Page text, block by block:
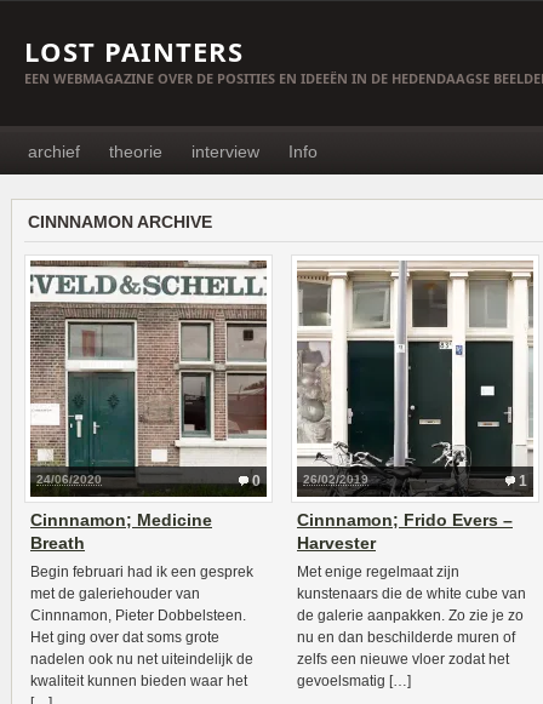
LOST PAINTERS
EEN WEBMAGAZINE OVER DE POSITIES EN IDEEËN IN DE HEDENDAAGSE
archief theorie interview Info
CINNNAMON ARCHIVE
0
24/06/2020
Cinnnamon; Medicine
Breath
Begin februari had ik een gesprek
met de galeriehouder van
Cinnnamon, Pieter Dobbelsteen.
Het ging over dat soms grote
nadelen ook nu net uiteindelijk de
kwaliteit kunnen bieden waar het
1
26/02/2019
Cinnnamon; Frido Evers –
Harvester
Met enige regelmaat zijn
kunstenaars die de white cube van
de galerie aanpakken. Zo zie je zo
nu en dan beschilderde muren of
zelfs een nieuwe vloer zodat het
gevoelsmatig […]